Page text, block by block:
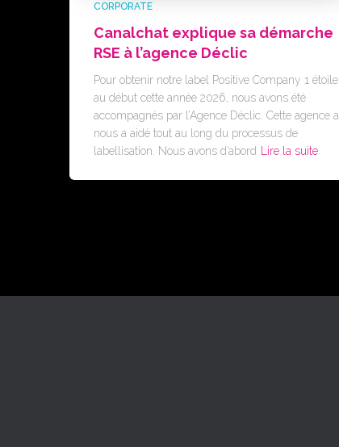
CORPORATE
Canalchat explique sa démarche
RSE à l’agence Déclic
Pour obtenir notre label Positive Company 1 étoile
au début cette année 2026, nous avons été
accompagnés par l’Agence Déclic. Cette agence a
nous a aidé tout au long du processus de
labellisation. Nous avons d’abord
Lire la suite